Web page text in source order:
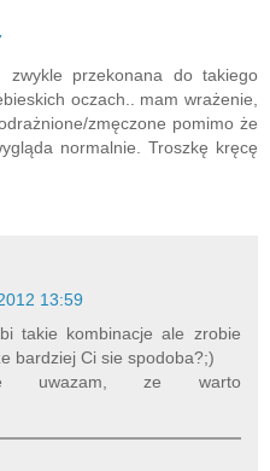
zwykle przekonana do takiego
oczach.. mam wrażenie,
zmęczone pomimo że
normalnie. Troszkę kręcę
13:59
takie kombinacje ale zrobie
bardziej Ci sie spodoba?;)
uwazam, ze warto